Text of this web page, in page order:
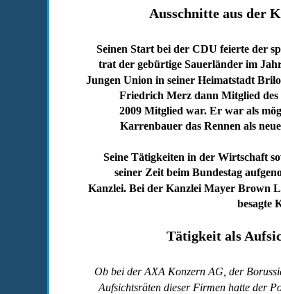
Ausschnitte aus der
Seinen Start bei der CDU feierte der
trat der gebürtige Sauerländer im
Jungen Union in seiner Heimatstadt
Friedrich Merz dann Mitglied des
2009 Mitglied war. Er war als
Karrenbauer das Rennen als
Seine Tätigkeiten in der Wirtschaft
seiner Zeit beim Bundestag
Kanzlei. Bei der Kanzlei Mayer Brown
besagte
Tätigkeit als
Ob bei der AXA Konzern AG, der
Aufsichtsräten dieser Firmen hatte der